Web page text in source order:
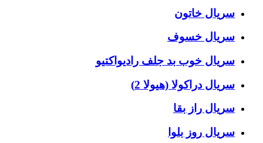
سریال خاتون
سریال خسوف
سریال خوب بد جلف رادیواکتیو
سریال دراکولا (هیولا 2)
سریال راز بقا
سریال روز بلوا